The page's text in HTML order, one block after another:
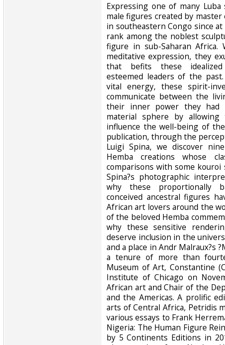
‎Expressing one of many
male figures created by
in southeastern Congo since
rank among the noblest
figure in sub-Saharan
meditative expression, they
that befits these idealized
esteemed leaders of the
vital energy, these spirit-
communicate between the
their inner power they had
material sphere by
influence the well-being of
publication, through the
Luigi Spina, we discover
Hemba creations whose
comparisons with some kouroi
Spina?s photographic
why these proportionally
conceived ancestral figures
African art lovers around the
of the beloved Hemba
why these sensitive
deserve inclusion in the
and a place in Andr Malraux?s
a tenure of more than
Museum of Art, Constantine
Institute of Chicago on
African art and Chair of the
and the Americas. A prolific
arts of Central Africa, Petridis
various essays to Frank
Nigeria: The Human Figure
by 5 Continents Editions in